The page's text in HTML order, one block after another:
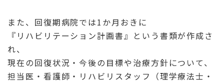
また、回復期病院では1か月おきに
『リハビリテーション計画書』という書類が作成さ
れ、
現在の回復状況・今後の目標や治療方針について、
担当医・看護師・リハビリスタッフ（理学療法士・